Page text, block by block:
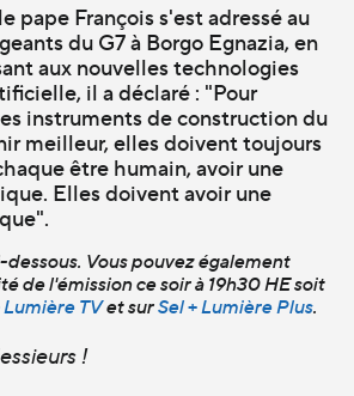
pape François s'est adressé au
du G7 à Borgo Egnazia, en
aux nouvelles technologies
il a déclaré : "Pour
instruments de construction du
meilleur, elles doivent toujours
être humain, avoir une
Elles doivent avoir une
dessous. Vous pouvez également
de l'émission ce soir à 19h30 HE soit
Lumière TVet surSel + Lumière Plus.
!